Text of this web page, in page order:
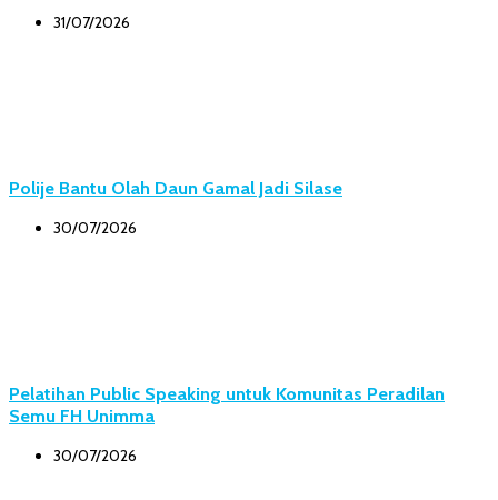
31/07/2026
Polije Bantu Olah Daun Gamal Jadi Silase
30/07/2026
Pelatihan Public Speaking untuk Komunitas Peradilan
Semu FH Unimma
30/07/2026